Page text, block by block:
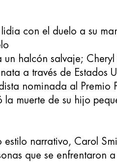
con el duelo a su
un halcón salvaje;
a través de Estados
nominada al Premio
la muerte de su hijo
estilo narrativo, Carol
que se enfrentaron